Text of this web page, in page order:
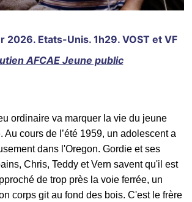
2026. Etats-Unis. 1h29. VOST et VF
AFCAE Jeune public
ordinaire va marquer la vie du jeune
Au cours de l’été 1959, un adolescent a
dans l'Oregon. Gordie et ses
Chris, Teddy et Vern savent qu'il est
de trop près la voie ferrée, un
corps git au fond des bois. C'est le frère